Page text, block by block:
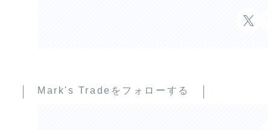
Mark's Tradeをフォローする